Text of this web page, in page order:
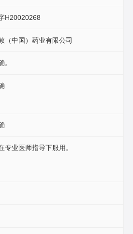
H20020268
（中国）药业有限公司
。
专业医师指导下服用。